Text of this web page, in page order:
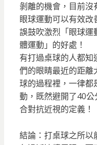
剝離的機會，目前沒
眼球運動可以有效
誤鼓吹激烈「眼球運
體運動」的好處！
有打過桌球的人都
們的眼睛最近的距離
球的過程裡，一律都
動，既然避開了40
合對抗近視的定義！
結論：打桌球之所以